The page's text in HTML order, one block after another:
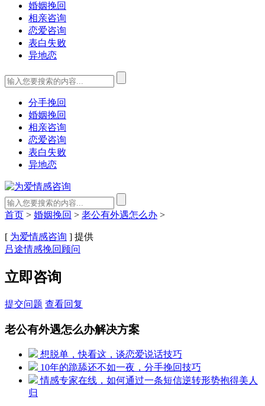
婚姻挽回
相亲咨询
恋爱咨询
表白失败
异地恋
分手挽回
婚姻挽回
相亲咨询
恋爱咨询
表白失败
异地恋
首页 > 婚姻挽回 > 老公有外遇怎么办 >
[ 为爱情感咨询 ] 提供
吕途情感挽回顾问
立即咨询
提交问题 查看回复
老公有外遇怎么办解决方案
想脱单，快看这，谈恋爱说话技巧
10年的跪舔还不如一夜，分手挽回技巧
情感专家在线，如何通过一条短信逆转形势抱得美人
归